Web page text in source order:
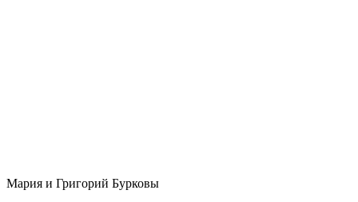
Мария и Григорий Бурковы